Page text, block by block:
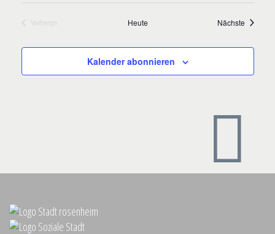
Vorherige
Heute Nächste
Kalender abonnieren